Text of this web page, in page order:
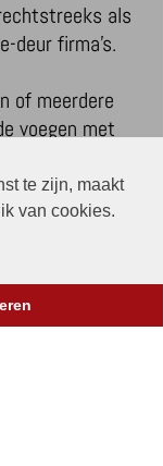
te zijn, maakt
van cookies.
als
deur firma's.
of meerdere
voegen met
10 jaar
.
een
esthetisch,